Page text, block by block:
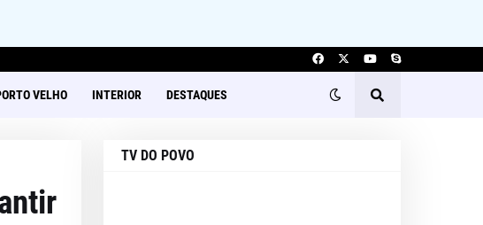
VELHO INTERIOR DESTAQUES
TV DO POVO